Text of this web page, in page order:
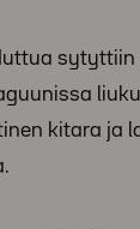
sytyttiin
kitara ja